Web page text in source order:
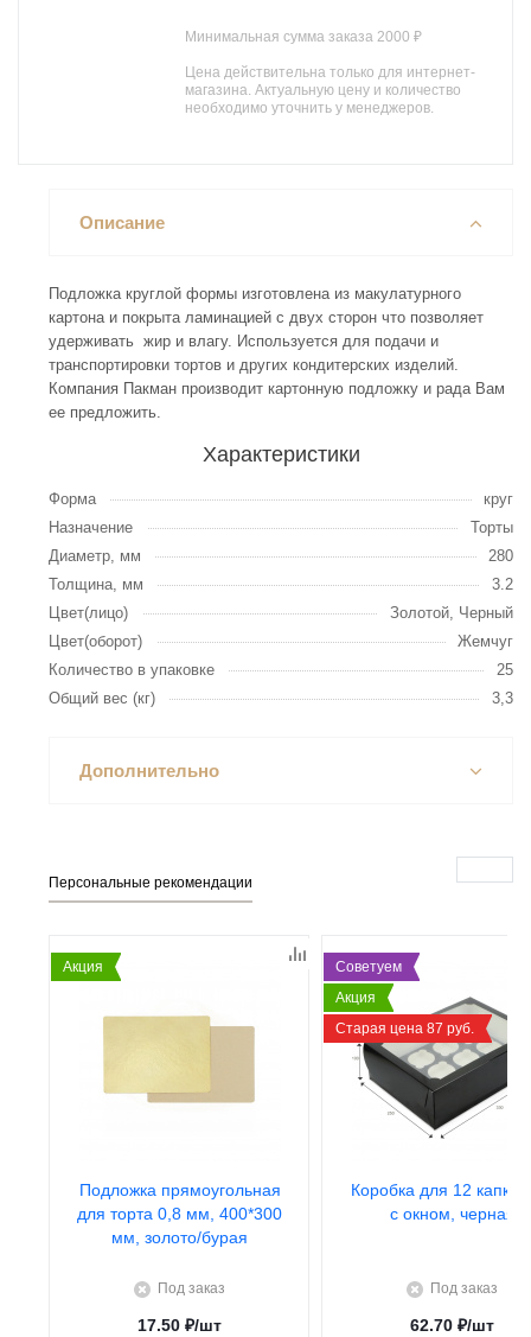
Минимальная сумма заказа 2000 ₽
Цена действительна только для интернет-
магазина. Актуальную цену и количество
необходимо уточнить у менеджеров.
Описание
Подложка круглой формы изготовлена из макулатурного
картона и покрыта ламинацией с двух сторон что позволяет
удерживать жир и влагу. Используется для подачи и
транспортировки тортов и других кондитерских изделий.
Компания Пакман производит картонную подложку и рада Вам
ее предложить.
Характеристики
Форма
круг
Назначение
Торты
Диаметр, мм
280
Толщина, мм
3.2
Цвет(лицо)
Золотой, Черный
Цвет(оборот)
Жемчуг
Количество в упаковке
25
Общий вес (кг)
3,3
Дополнительно
Персональные рекомендации
Акция
Подложка прямоугольная
для торта 0,8 мм, 400*300
мм, золото/бурая
Под заказ
17.50 ₽/шт
Советуем
Акция
Старая цена 87 руб.
Коробка для 12
с окном, черная
Под заказ
62.70 ₽/шт